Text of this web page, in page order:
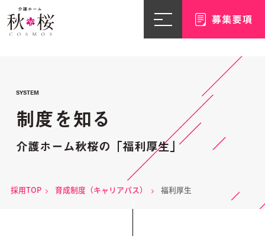
SYSTEM
制度を知る
介護ホーム秋桜の「福利厚生」
採用TOP 育成制度（キャリアパス） 福利厚生